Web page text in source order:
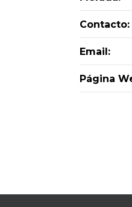
Contacto:
Email:
Página